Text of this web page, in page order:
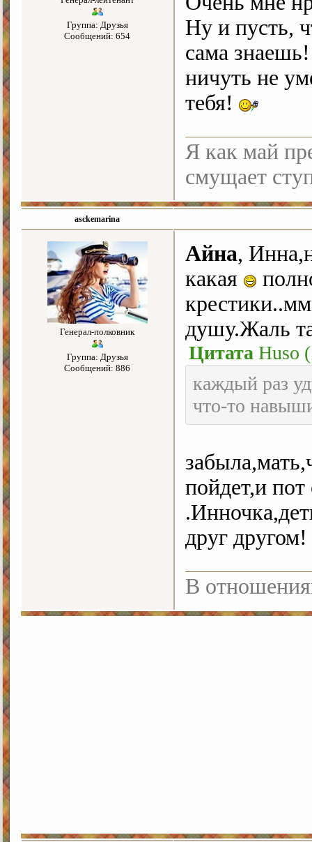
Группа: Друзья
Сообщений: 654
Ну и пусть,
сама
ничуть не
тебя!
Я как май
смущает
asckemarina
Генерал-полковник
Группа: Друзья
Сообщений: 886
Айна,
какая
душу.Жаль
Цитата Huso (
каждый раз
что-то
пойдет,и пот
друг другом!
В